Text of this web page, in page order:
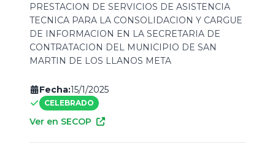
PRESTACION DE SERVICIOS DE ASISTENCIA
TECNICA PARA LA CONSOLIDACION Y CARGUE
DE INFORMACION EN LA SECRETARIA DE
CONTRATACION DEL MUNICIPIO DE SAN
MARTIN DE LOS LLANOS META
Fecha:15/1/2025
CELEBRADO
Ver en SECOP